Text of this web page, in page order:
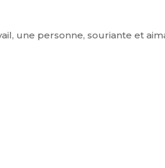
une personne, souriante et